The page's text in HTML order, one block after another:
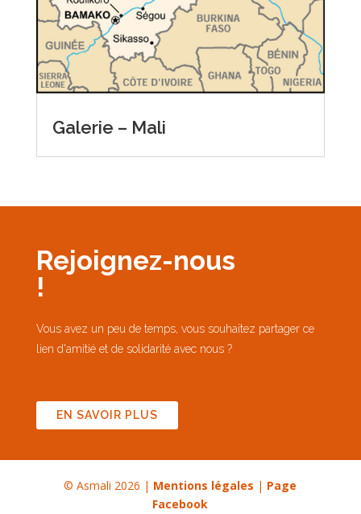
Galerie – Mali
Rejoignez-nous
!
Vous avez un peu de temps, vous souhaitez partager ce
lien d'amitié et de solidarité avec nous ?
EN SAVOIR PLUS
© Asmali 2026 | Mentions légales | Page
Facebook